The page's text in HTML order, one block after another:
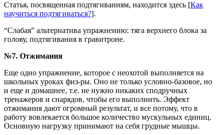
Статья, посвященная подтягиваниям, находится здесь [Как
научиться подтягиваться?].
“Слабая” альтернатива упражнению: тяга верхнего блока за
голову, подтягивания в гравитроне.
№7. Отжимания
Еще одно упражнение, которое с неохотой выполняется на
школьных уроках физ-ры. Оно не только условно-базовое, но
и еще и домашнее, т.е. не нужно никаких сподручных
тренажеров и снарядов, чтобы его выполнить. Эффект
отжимания дают огромный результат, и все потому, что в
работу вовлекается большое количество мускульных единиц.
Основную нагрузку принимают на себя грудные мышцы.